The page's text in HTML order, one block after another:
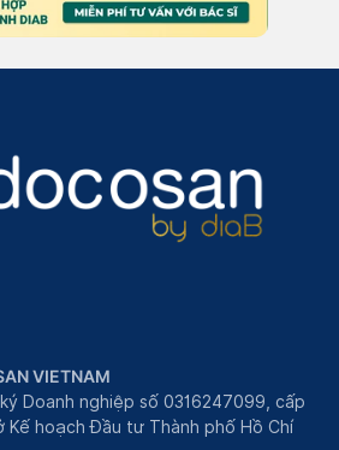
VIETNAM
Doanh nghiệp số 0316247099, cấp
hoạch Đầu tư Thành phố Hồ Chí